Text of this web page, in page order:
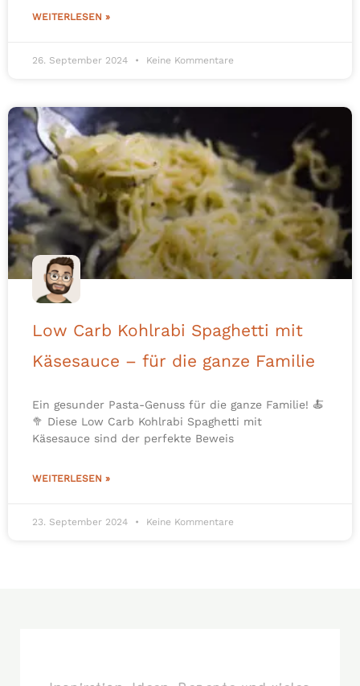
WEITERLESEN »
26. September 2024 Keine Kommentare
Low Carb Kohlrabi Spaghetti mit
Käsesauce – für die ganze Familie
Ein gesunder Pasta-Genuss für die ganze Familie! 🍝
🥦 Diese Low Carb Kohlrabi Spaghetti mit
Käsesauce sind der perfekte Beweis
WEITERLESEN »
23. September 2024 Keine Kommentare